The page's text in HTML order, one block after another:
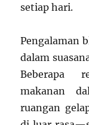
setiap hari.
Pengalaman
dalam
Beberapa
makanan
ruangan